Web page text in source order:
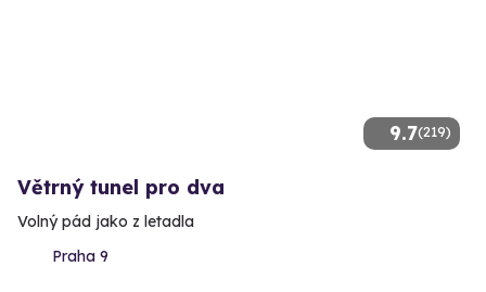
9.7(219)
Větrný tunel pro dva
Volný pád jako z letadla
Praha 9